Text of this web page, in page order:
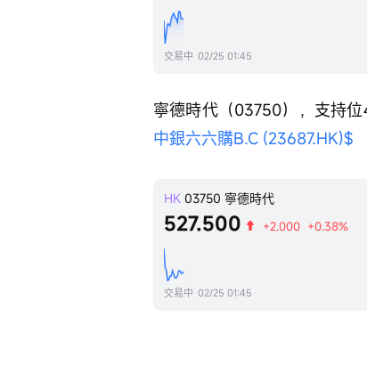
交易中 02/25 01:45
寧德時代（03750），支持
中銀六六購B.C (23687.HK)$
HK 03750 寧德時代
527.500 +2.000 +0.38%
交易中 02/25 01:45